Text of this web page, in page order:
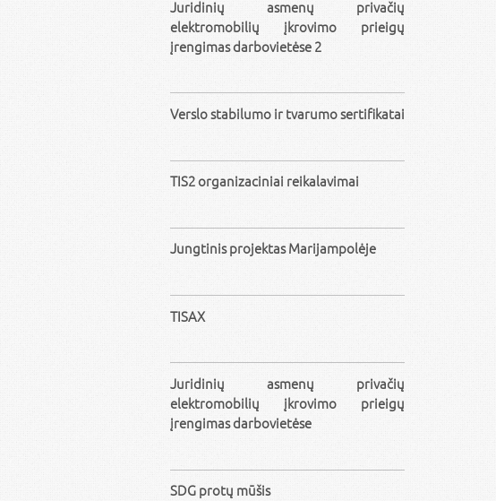
Juridinių asmenų privačių
elektromobilių įkrovimo prieigų
įrengimas darbovietėse 2
Verslo stabilumo ir tvarumo sertifikatai
TIS2 organizaciniai reikalavimai
Jungtinis projektas Marijampolėje
TISAX
Juridinių asmenų privačių
elektromobilių įkrovimo prieigų
įrengimas darbovietėse
SDG protų mūšis